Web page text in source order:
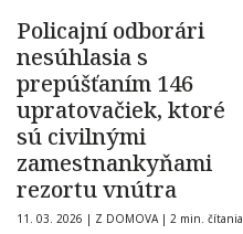
Policajní odborári
nesúhlasia s
prepúšťaním 146
upratovačiek, ktoré
sú civilnými
zamestnankyňami
rezortu vnútra
11. 03. 2026 | Z DOMOVA | 2 min. čítania